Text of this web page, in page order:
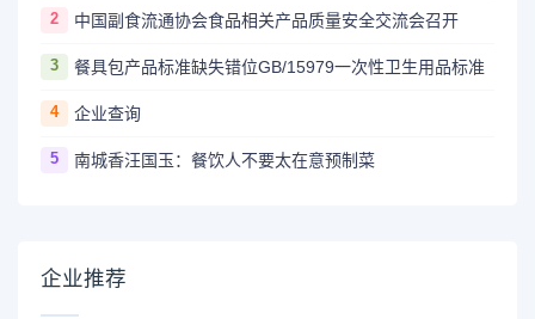
2 中国副食流通协会食品相关产品质量安全交流会召开
3 餐具包产品标准缺失错位GB/15979一次性卫生用品标准
4 企业查询
5 南城香汪国玉：餐饮人不要太在意预制菜
企业推荐